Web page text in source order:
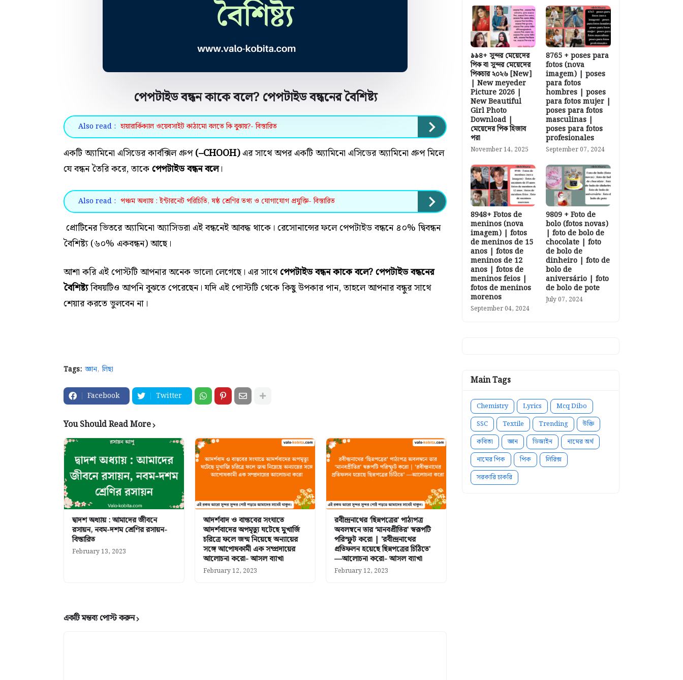
পেপটাইড বন্ধন কাকে বলে? পেপটাইড বন্ধনের বৈশিষ্ট্য
Also read : হায়ারার্কিক্যাল ওয়েবসাইট কাঠামো বলতে কি বুঝায়?- বিস্তারিত
একটি অ্যামিনো এসিডের কার্বক্সিল গ্রুপ(–CHOOH)এর সাথে অপর একটি অ্যামিনো এসিডের অ্যামিনো গ্রুপ মিলে
যে বন্ধন তৈরি করে, তাকেপেপটাইডবন্ধন বলে।
Also read : পঞ্চম অধ্যায় : ইন্টারনেট পরিচিতি, ষষ্ঠ শ্রেণির তথ্য ও যোগাযোগ প্রযুক্তি- বিস্তারিত
প্রোটিনের ভিতরে অ্যামিনো অ্যাসিডরা এই বন্ধনেই আবদ্ধ থাকে। রেসোনান্সের ফলে পেপটাইড বন্ধনে ৪০% দ্বিবন্ধন
বৈশিষ্ট্য (৬০% একবন্ধন) আছে।
আশা করি এই পোস্টটি আপনার অনেক ভালো লেগেছে। এর সাথেপেপটাইড বন্ধন কাকে বলে? পেপটাইড বন্ধনের
বৈশিষ্ট্যবিষয়টিও আপনি বুঝতে পেরেছেন। যদি এই পোস্টটি থেকে কিছু উপকার পান, তাহলে আপনার বন্ধুর সাথে
শেয়ার করতে ভুলবেন না।
Tags: জ্ঞান লিছা
Facebook Twitter
You Should Read More
দ্বাদশ অধ্যায় : আমাদের জীবনে
রসায়ন, নবম-দশম শ্রেণির রসায়ন-
বিস্তারিত
February 13, 2023
আদর্শবাদ ও বাস্তবের সংঘাতে
আদর্শবাদের অপমৃত্যু ঘটেছে মুখার্জি
চরিত্রে ফলে জন্ম নিয়েছে অন্যায়ের
সঙ্গে আপোষকামী এক সম্প্রদায়ের
আলোচনা করো- আসল ব্যাখা
February 12, 2023
রবীন্দ্রনাথের ‘ছিন্নপত্রের' পাঠ্যপত্র
অবলম্বনে তার ‘মানবপ্রীতির' স্বরূপটি
পরিস্ফুট করো | 'রবীন্দ্রনাথের
প্রতিফলন হয়েছে ছিন্নপত্রের চিঠিতে'
—আলোচনা করো- আসল ব্যাখা
February 12, 2023
একটি মন্তব্য পোস্ট করুন
৯৯৪+ সুন্দর মেয়েদের
পিক বা সুন্দর মেয়েদের
পিকচার ২০২৬ [New]
| New meyeder
Picture 2026 |
New Beautiful
Girl Photo
Download |
মেয়েদের পিক হিজাব
পরা
November 14, 2025
8765 + poses para
fotos (nova
imagem) | poses
para fotos
hombres | poses
para fotos mujer |
poses para fotos
masculinas |
poses para fotos
profesionales
September 07, 2024
8948+ Fotos de
meninos (nova
imagem) | fotos
de meninos de 15
anos | fotos de
meninos de 12
anos | fotos de
meninos feios |
fotos de meninos
morenos
September 04, 2024
9809 + Foto de
bolo (fotos novas)
| foto de bolo de
chocolate | foto
de bolo de
dinheiro | foto de
bolo de
aniversário | foto
de bolo de pote
July 07, 2024
Main Tags
Chemistry Lyrics
Mcq Dibo
SSC
Textile Trending
উক্তি
কবিতা
জ্ঞান ডিজাইন
নামের অর্থ
নামের পিক
পিক
লিরিক্স
সরকারি চাকরি